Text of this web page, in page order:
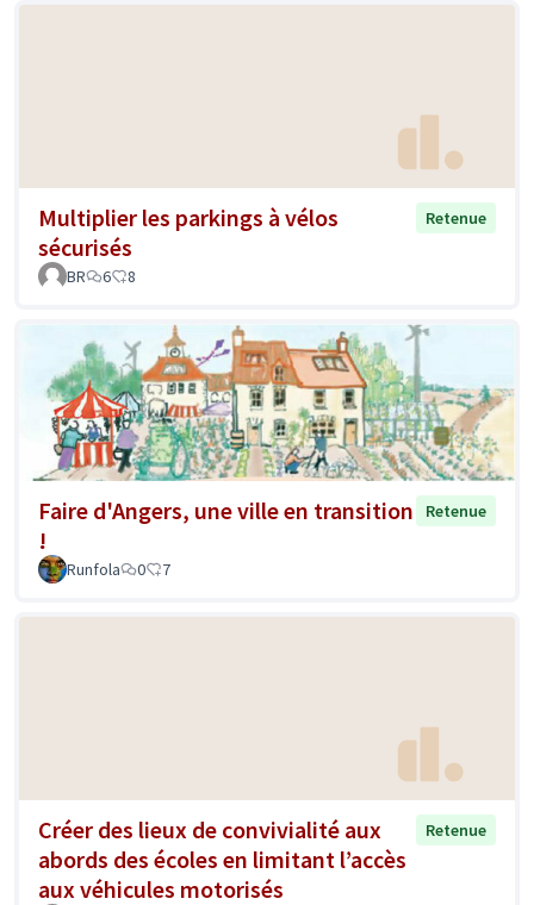
Multiplier les parkings à vélos
sécurisés
Retenue
BR 6 8
Faire d'Angers, une ville en transition
!
Retenue
Runfola 0 7
Créer des lieux de convivialité aux
abords des écoles en limitant l’accès
aux véhicules motorisés
Retenue